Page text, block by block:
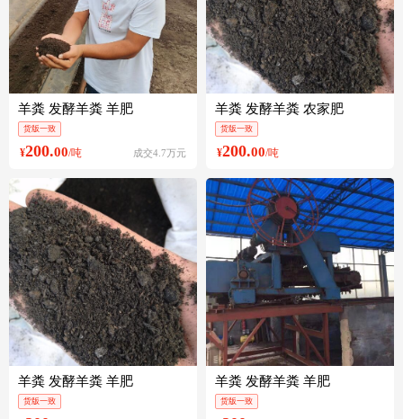
羊粪 发酵羊粪 羊肥
货版一致
¥200.00/吨 成交4.7万元
羊粪 发酵羊粪 农家肥
货版一致
¥200.00/吨
羊粪 发酵羊粪 羊肥
货版一致
羊粪 发酵羊粪 羊肥
货版一致